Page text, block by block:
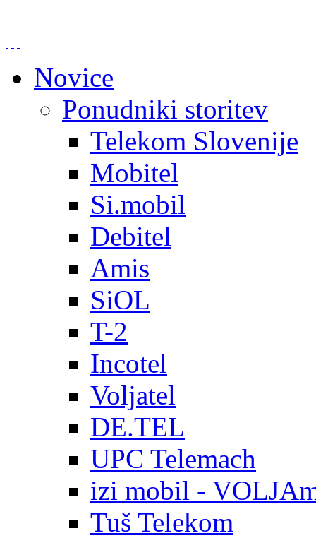
Novice
Ponudniki storitev
Telekom Slovenije
Mobitel
Si.mobil
Debitel
Amis
SiOL
T-2
Incotel
Voljatel
DE.TEL
UPC Telemach
izi mobil -
Tuš Telekom